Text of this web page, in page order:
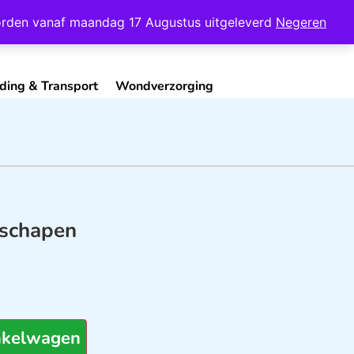
vanaf maandag 17 Augustus uitgeleverd Negeren
Account Contact
& Transport Wondverzorging